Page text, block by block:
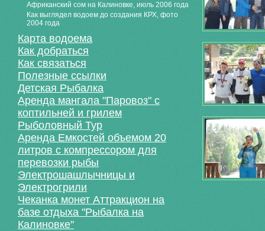
Африканский сом на Калиновке, июль 2006 года
Как выглядел водоем до создания КРХ, фото
2004 года
Карта водоема
Как добраться
Как связаться
Полезные ссылки
Детская Рыбалка
Аренда мангала "Паровоз" с
коптильней и грилем
Рыболовный Тур
Аренда Емкостей объемом 20
литров с компрессором для
перевозки рыбы
Электрошашлычницы и
Электрогрили
Чеканка монет Аттракцион на
базе отдыха "Рыбалка на
Калиновке"